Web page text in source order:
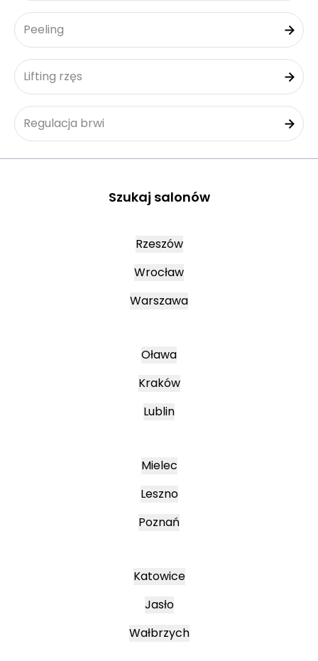
Peeling
Lifting rzęs
Regulacja brwi
Szukaj salonów
Rzeszów
Wrocław
Warszawa
Oława
Kraków
Lublin
Mielec
Leszno
Poznań
Katowice
Jasło
Wałbrzych